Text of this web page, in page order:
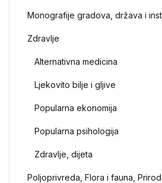
Monografije gradova, država i
Zdravlje
Alternativna medicina
Ljekovito bilje i gljive
Popularna ekonomija
Popularna psihologija
Zdravlje, dijeta
Poljoprivreda, Flora i fauna,